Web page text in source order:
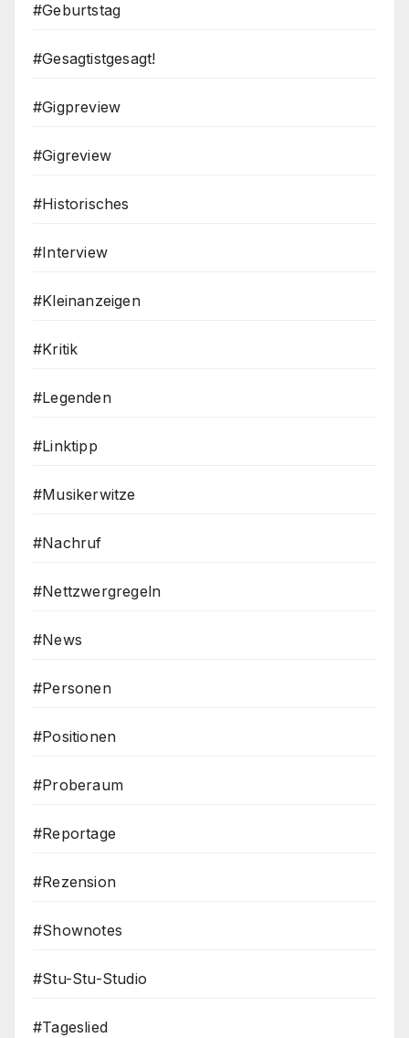
#Geburtstag
#Gesagtistgesagt!
#Gigpreview
#Gigreview
#Historisches
#Interview
#Kleinanzeigen
#Kritik
#Legenden
#Linktipp
#Musikerwitze
#Nachruf
#Nettzwergregeln
#News
#Personen
#Positionen
#Proberaum
#Reportage
#Rezension
#Shownotes
#Stu-Stu-Studio
#Tageslied